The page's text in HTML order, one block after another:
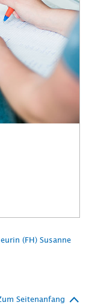
(FH) Susanne
Seitenanfang